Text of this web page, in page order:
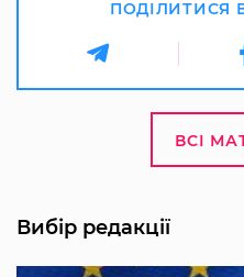
ПОДІЛИТИСЯ
ВСІ
Вибір редакції